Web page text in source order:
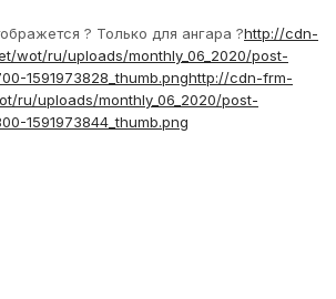
? Только для ангара ?http://cdn-
wot/ru/uploads/monthly_06_2020/post-
1591973828_thumb.pnghttp://cdn-frm-
ru/uploads/monthly_06_2020/post-
1591973844_thumb.png